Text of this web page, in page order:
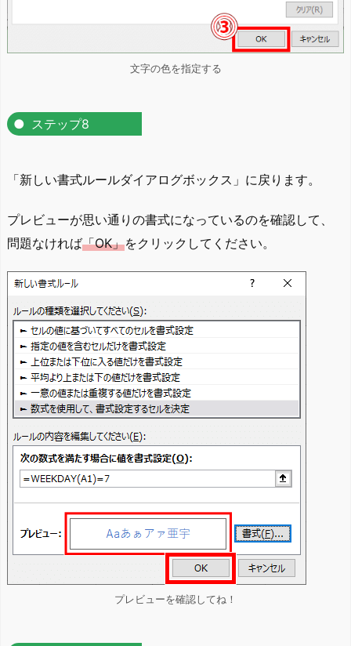
文字の色を指定する
ステップ8
「新しい書式ルールダイアログボックス」に戻ります。
プレビューが思い通りの書式になっているのを確認して、
問題なければ「OK」をクリックしてください。
プレビューを確認してね！